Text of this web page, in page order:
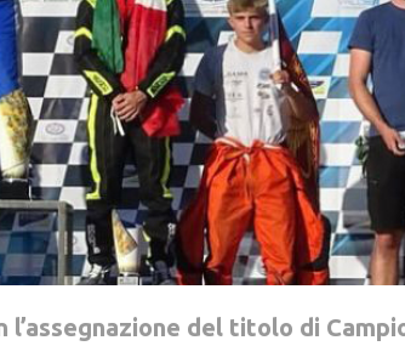
l’assegnazione del titolo di